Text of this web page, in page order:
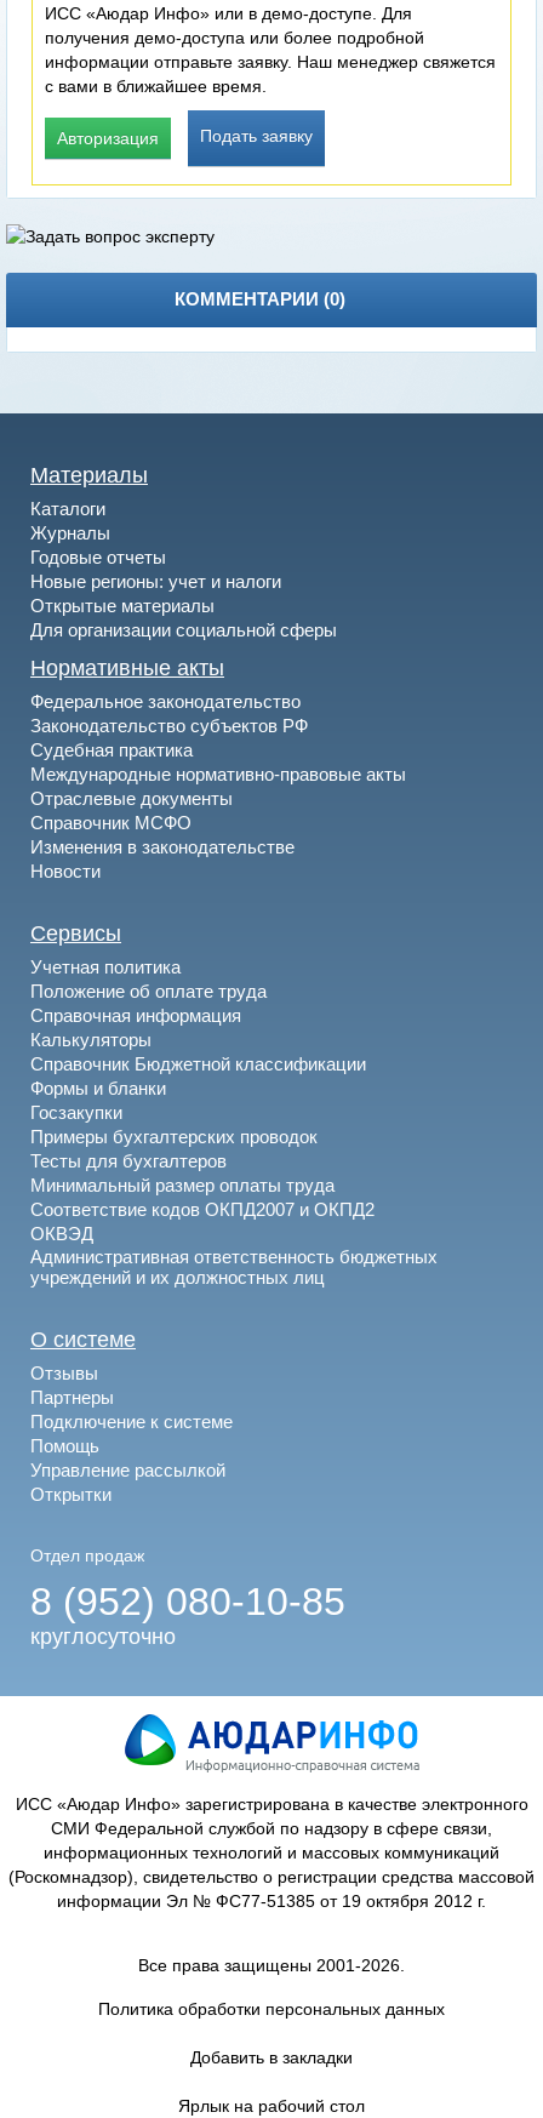
ИСС «Аюдар Инфо» или в демо-доступе. Для
получения демо-доступа или более подробной
информации отправьте заявку. Наш менеджер свяжется
с вами в ближайшее время.
Авторизация Подать заявку
КОММЕНТАРИИ (0)
Материалы
Каталоги
Журналы
Годовые отчеты
Новые регионы: учет и налоги
Открытые материалы
Для организации социальной сферы
Нормативные акты
Федеральное законодательство
Законодательство субъектов РФ
Судебная практика
Международные нормативно-правовые акты
Отраслевые документы
Справочник МСФО
Изменения в законодательстве
Новости
Сервисы
Учетная политика
Положение об оплате труда
Справочная информация
Калькуляторы
Справочник Бюджетной классификации
Формы и бланки
Госзакупки
Примеры бухгалтерских проводок
Тесты для бухгалтеров
Минимальный размер оплаты труда
Соответствие кодов ОКПД2007 и ОКПД2
ОКВЭД
Административная ответственность бюджетных
учреждений и их должностных лиц
О системе
Отзывы
Партнеры
Подключение к системе
Помощь
Управление рассылкой
Открытки
Отдел продаж
8 (952) 080-10-85
круглосуточно
ИСС «Аюдар Инфо» зарегистрирована в качестве электронного
СМИ Федеральной службой по надзору в сфере связи,
информационных технологий и массовых коммуникаций
(Роскомнадзор), свидетельство о регистрации средства массовой
информации Эл № ФС77-51385 от 19 октября 2012 г.
Все права защищены 2001-2026.
Политика обработки персональных данных
Добавить в закладки
Ярлык на рабочий стол